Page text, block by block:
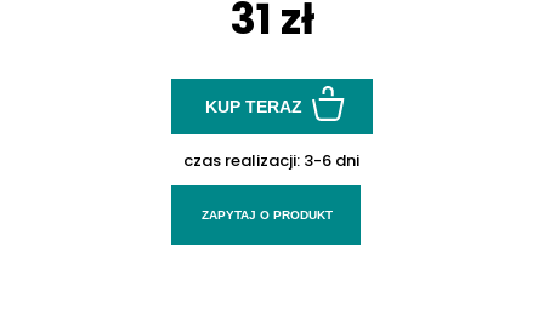
31 zł
KUP TERAZ
czas realizacji: 3-6 dni
ZAPYTAJ O PRODUKT